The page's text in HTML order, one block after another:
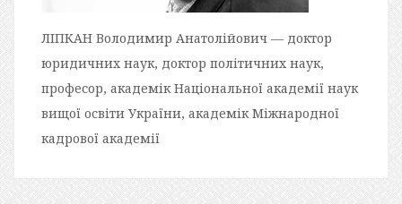
ЛІПКАН Володимир Анатолійович — доктор
юридичних наук, доктор політичних наук,
професор, академік Національної академії наук
вищої освіти України, академік Міжнародної
кадрової академії